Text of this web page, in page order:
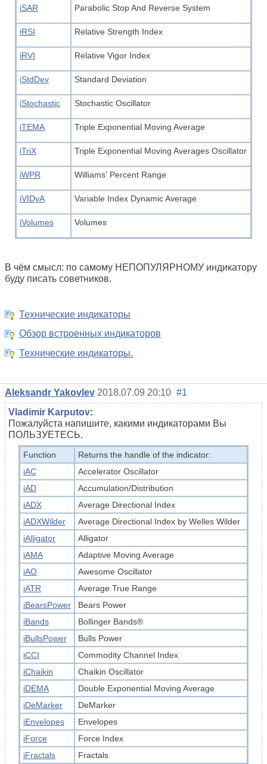
iSAR Parabolic Stop And Reverse System
iRSI Relative Strength Index
iRVI Relative Vigor Index
iStdDev Standard Deviation
iStochastic Stochastic Oscillator
iTEMA Triple Exponential Moving Average
iTriX Triple Exponential Moving Averages Oscillator
iWPR Williams' Percent Range
iVIDyA Variable Index Dynamic Average
iVolumes Volumes
В чём смысл: по самому НЕПОПУЛЯРНОМУ индикатору
буду писать советников.
Технические индикаторы
Обзор встроенных индикаторов
Технические индикаторы.
Aleksandr Yakovlev 2018.07.09 20:10 #1
Vladimir Karputov:
Пожалуйста напишите, какими индикаторами Вы
ПОЛЬЗУЕТЕСЬ.
Function
Returns the handle of the indicator:
iAC
Accelerator Oscillator
iAD
Accumulation/Distribution
iADX
Average Directional Index
iADXWilder
Average Directional Index by Welles Wilder
iAlligator
Alligator
iAMA
Adaptive Moving Average
iAO
Awesome Oscillator
iATR
Average True Range
iBearsPower
Bears Power
iBands
Bollinger Bands®
iBullsPower
Bulls Power
iCCI
Commodity Channel Index
iChaikin
Chaikin Oscillator
iDEMA
Double Exponential Moving Average
iDeMarker
DeMarker
iEnvelopes
Envelopes
iForce
Force Index
iFractals
Fractals